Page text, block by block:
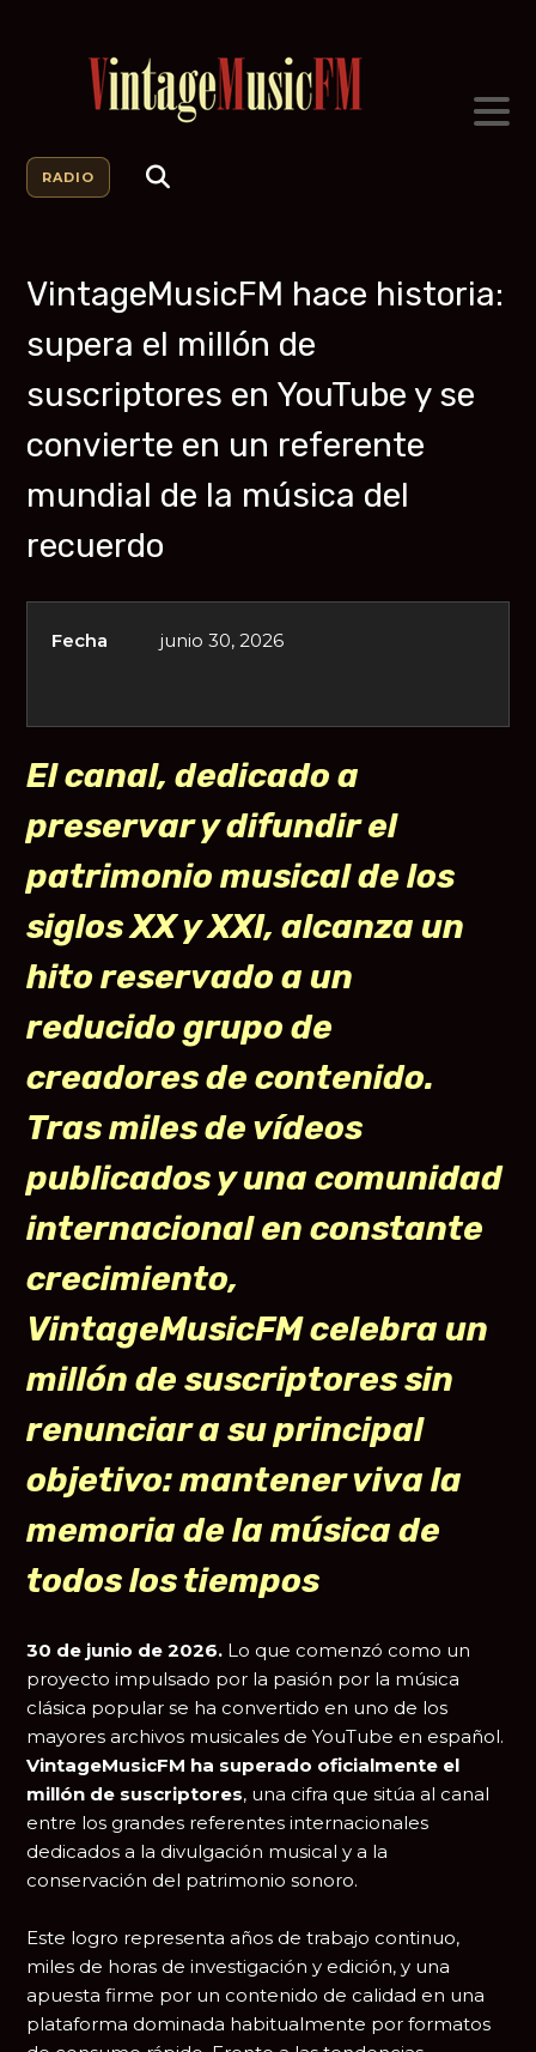
RADIO
VintageMusicFM hace historia:
supera el millón de
suscriptores en YouTube y se
convierte en un referente
mundial de la música del
recuerdo
Fecha junio 30, 2026
El canal, dedicado a
preservar y difundir el
patrimonio musical de los
siglos XX y XXI, alcanza un
hito reservado a un
reducido grupo de
creadores de contenido.
Tras miles de vídeos
publicados y una comunidad
internacional en constante
crecimiento,
VintageMusicFM celebra un
millón de suscriptores sin
renunciar a su principal
objetivo: mantener viva la
memoria de la música de
todos los tiempos
30 de junio de 2026. Lo que comenzó como un
proyecto impulsado por la pasión por la música
clásica popular se ha convertido en uno de los
mayores archivos musicales de YouTube en español.
VintageMusicFM ha superado oficialmente el
millón de suscriptores, una cifra que sitúa al canal
entre los grandes referentes internacionales
dedicados a la divulgación musical y a la
conservación del patrimonio sonoro.
Este logro representa años de trabajo continuo,
miles de horas de investigación y edición, y una
apuesta firme por un contenido de calidad en una
plataforma dominada habitualmente por formatos